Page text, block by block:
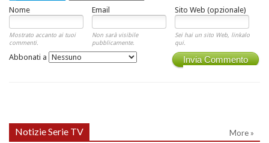
Nome Email Sito Web (opzionale)
Mostrato accanto ai tuoi
commenti.
Non sarà visibile
pubblicamente.
Sei hai un sito Web, linkalo
qui.
Invia Commento
Abbonati a
Notizie Serie TV More »